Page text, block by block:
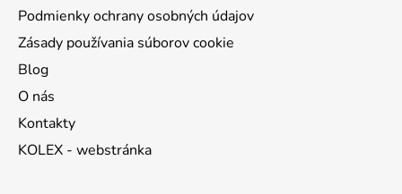
Podmienky ochrany osobných údajov
Zásady používania súborov cookie
Blog
O nás
Kontakty
KOLEX - webstránka